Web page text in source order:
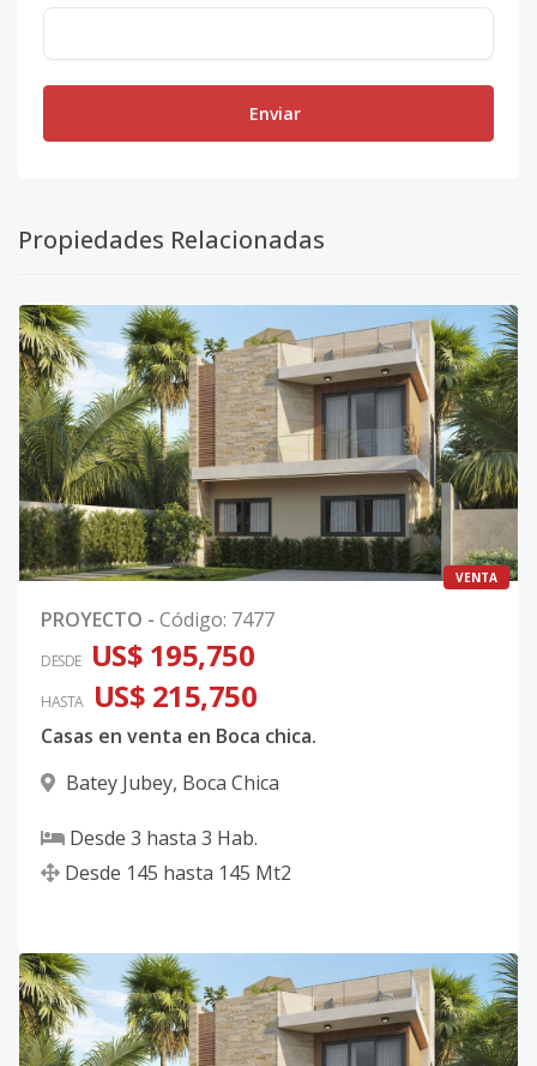
Enviar
Propiedades Relacionadas
VENTA
PROYECTO - Código: 7477
DESDE US$ 195,750
HASTA US$ 215,750
Casas en venta en Boca chica.
Batey Jubey, Boca Chica
Desde 3 hasta 3 Hab.
Desde 145 hasta 145 Mt2